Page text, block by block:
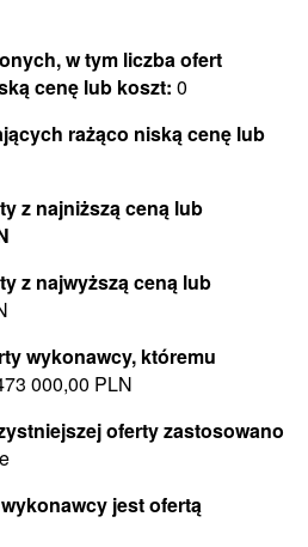
w tym liczba ofert
cenę lub koszt: 0
rażąco niską cenę lub
z najniższą ceną lub
z najwyższą ceną lub
wykonawcy, któremu
000,00 PLN
oferty zastosowano
jest ofertą